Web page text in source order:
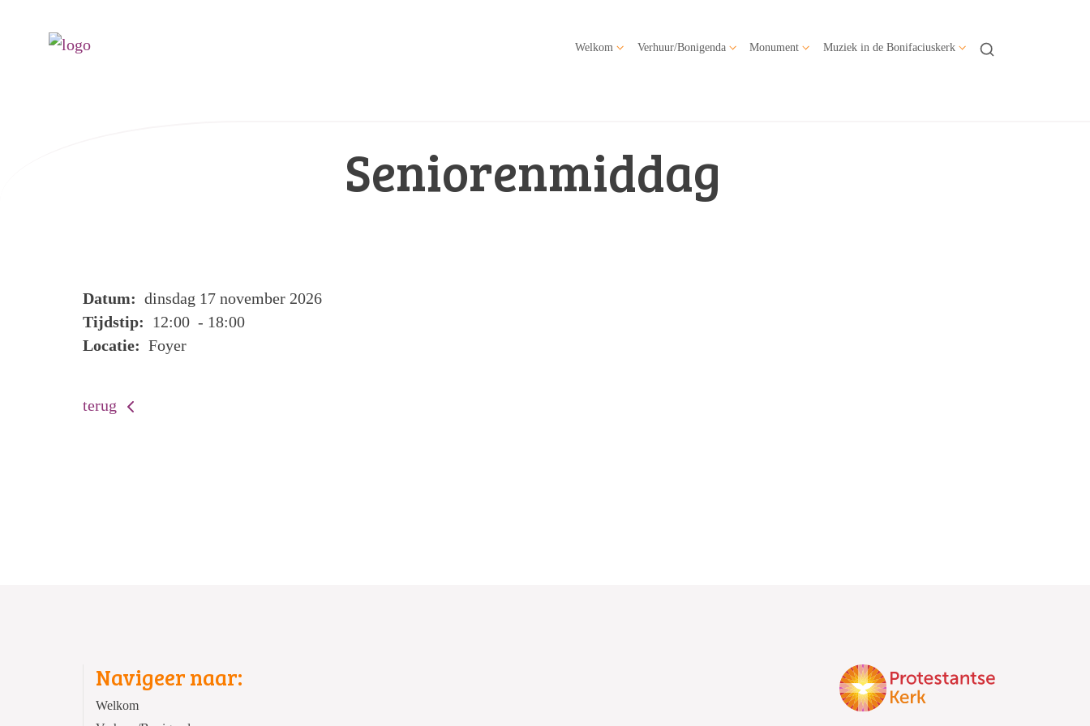
Welkom Verhuur/Bonigenda Monument Muziek in de Bonifaciuskerk
Seniorenmiddag
Datum: dinsdag 17 november 2026
Tijdstip: 12:00 - 18:00
Locatie: Foyer
terug
Navigeer naar:
Welkom